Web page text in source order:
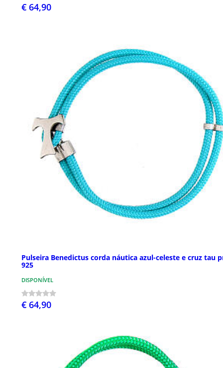
€ 64,90
Pulseira Benedictus corda náutica azul-celeste e cruz tau
925
DISPONÍVEL
€ 64,90